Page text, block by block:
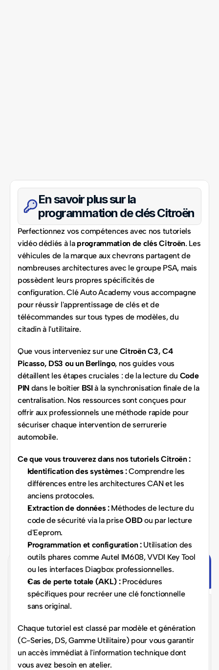
En savoir plus sur la
programmation de clés Citroën
Perfectionnez vos compétences avec nos tutoriels
vidéo dédiés à la programmation de clés Citroën. Les
véhicules de la marque aux chevrons partagent de
nombreuses architectures avec le groupe PSA, mais
possèdent leurs propres spécificités de
configuration. Clé Auto Academy vous accompagne
pour réussir l'apprentissage de clés et de
télécommandes sur tous types de modèles, du
citadin à l'utilitaire.
Que vous interveniez sur une Citroën C3, C4
Picasso, DS3 ou un Berlingo, nos guides vous
détaillent les étapes cruciales : de la lecture du Code
PIN dans le boîtier BSI à la synchronisation finale de la
centralisation. Nos ressources sont conçues pour
offrir aux professionnels une méthode rapide pour
sécuriser chaque intervention de serrurerie
automobile.
Ce que vous trouverez dans nos tutoriels Citroën :
Identification des systèmes : Comprendre les
différences entre les architectures CAN et les
anciens protocoles.
Extraction de données : Méthodes de lecture du
code de sécurité via la prise OBD ou par lecture
d'Eeprom.
Programmation et configuration : Utilisation des
outils phares comme Autel IM608, VVDI Key Tool
ou les interfaces Diagbox professionnelles.
Cas de perte totale (AKL) : Procédures
spécifiques pour recréer une clé fonctionnelle
sans original.
Chaque tutoriel est classé par modèle et génération
(C-Series, DS, Gamme Utilitaire) pour vous garantir
un accès immédiat à l'information technique dont
vous avez besoin en atelier.
Rejoignez nous dès
maintenant !
Partenariat, franchise, formation ou tutoriels
: nous vous aidons à concrétiser votre
projet.